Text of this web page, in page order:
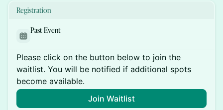
Registration
Past Event
Please click on the button below to join the
waitlist. You will be notified if additional spots
become available.
Join Waitlist